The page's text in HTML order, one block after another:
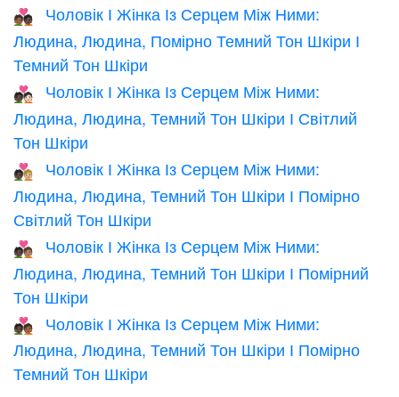
🧑🏾‍❤️‍🧑🏿
Чоловік І Жінка Із Серцем Між Ними:
Людина, Людина, Помірно Темний Тон Шкіри І
Темний Тон Шкіри
🧑🏿‍❤️‍🧑🏻
Чоловік І Жінка Із Серцем Між Ними:
Людина, Людина, Темний Тон Шкіри І Світлий
Тон Шкіри
🧑🏿‍❤️‍🧑🏼
Чоловік І Жінка Із Серцем Між Ними:
Людина, Людина, Темний Тон Шкіри І Помірно
Світлий Тон Шкіри
🧑🏿‍❤️‍🧑🏽
Чоловік І Жінка Із Серцем Між Ними:
Людина, Людина, Темний Тон Шкіри І Помірний
Тон Шкіри
🧑🏿‍❤️‍🧑🏾
Чоловік І Жінка Із Серцем Між Ними:
Людина, Людина, Темний Тон Шкіри І Помірно
Темний Тон Шкіри